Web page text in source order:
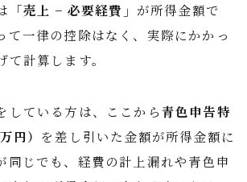
「売上 − 必要経費」 が所得金額で
て一律の控除はなく、実際にかかっ
計算します。
している方は、ここから青色申告特
円） を差し引いた金額が所得金額に
同じでも、経費の計上漏れや青色申